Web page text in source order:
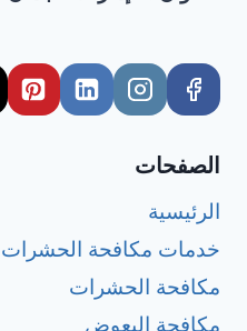
الصفحات
الرئيسية
خدمات مكافحة الحشرات
مكافحة الحشرات
مكافحة البعوض